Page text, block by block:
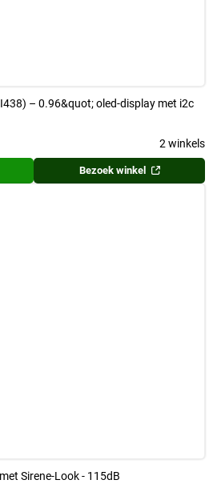
– 0.96&quot; oled-display met i2c
2 winkels
Bezoek winkel
Sirene-Look - 115dB